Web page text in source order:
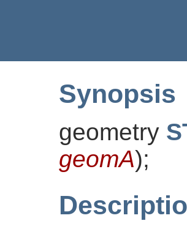
Synopsis
geometry
geomA);